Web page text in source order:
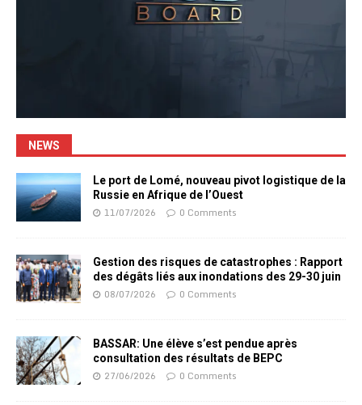
NEWS
Le port de Lomé, nouveau pivot logistique de la
Russie en Afrique de l’Ouest
11/07/2026 0 Comments
Gestion des risques de catastrophes : Rapport
des dégâts liés aux inondations des 29-30 juin
08/07/2026 0 Comments
BASSAR: Une élève s’est pendue après
consultation des résultats de BEPC
27/06/2026 0 Comments